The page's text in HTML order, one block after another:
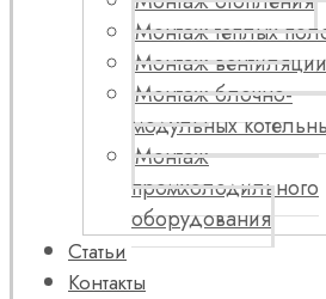
Монтаж теплых
Монтаж вентиляции
Монтаж блочно-
модульных
Монтаж
промхолодильного
оборудования
Статьи
Контакты